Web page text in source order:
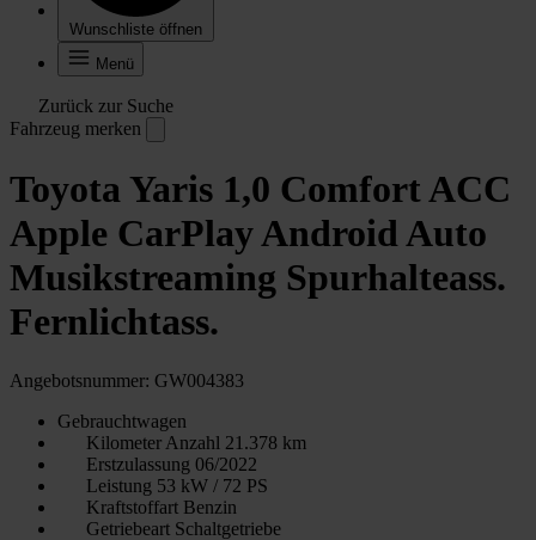
Wunschliste öffnen
Menü
Zurück zur Suche
Fahrzeug merken
Toyota Yaris 1,0 Comfort ACC
Apple CarPlay Android Auto
Musikstreaming Spurhalteass.
Fernlichtass.
Angebotsnummer: GW004383
Gebrauchtwagen
Kilometer Anzahl 21.378 km
Erstzulassung 06/2022
Leistung 53 kW / 72 PS
Kraftstoffart Benzin
Getriebeart Schaltgetriebe